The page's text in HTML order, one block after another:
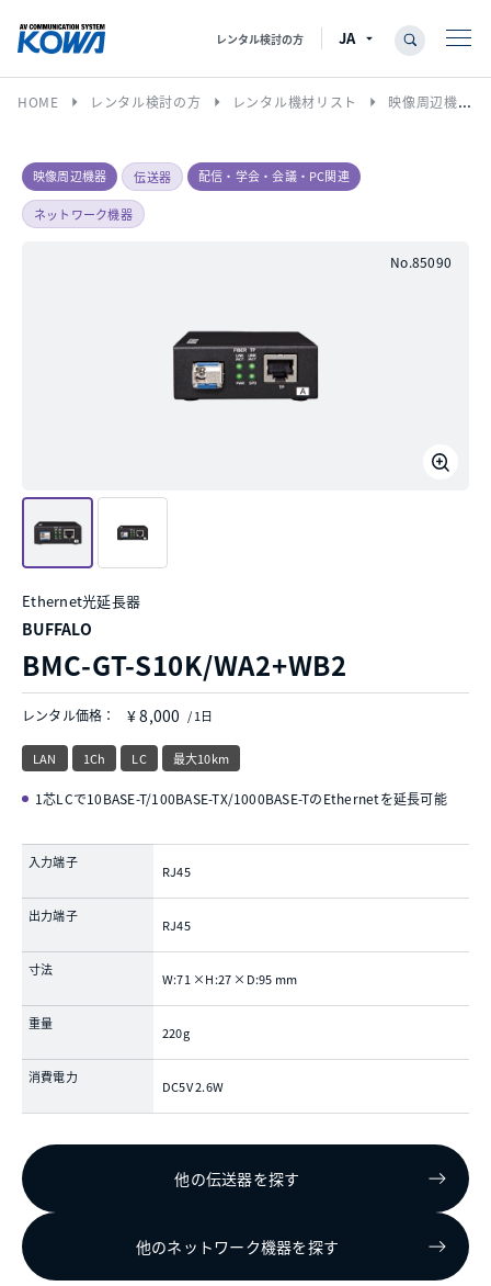
レンタル検討の方
HOME arrow_right レンタル検討の方 arrow_right レンタル機材リスト arrow_right 映像周辺機器
映像周辺機器 伝送器 配信・学会・会議・PC関連
ネットワーク機器
No.85090
Ethernet光延長器
BUFFALO
BMC-GT-S10K/WA2+WB2
レンタル価格： ¥ 8,000 / 1日
LAN 1Ch LC 最大10km
1芯LCで10BASE-T/100BASE-TX/1000BASE-TのEthernetを延長可能
入力端子
RJ45
出力端子
RJ45
寸法
W:71 ×H:27 ×D:95 mm
重量
220g
消費電力
DC5V 2.6W
他の伝送器を探す
他のネットワーク機器を探す